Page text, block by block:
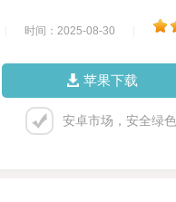
时间：2025-08-30
苹果下载
安卓市场，安全绿色